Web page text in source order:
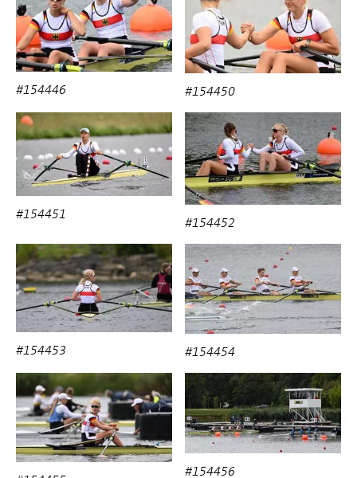
#154446 #154450
#154451 #154452
#154453 #154454
#154456